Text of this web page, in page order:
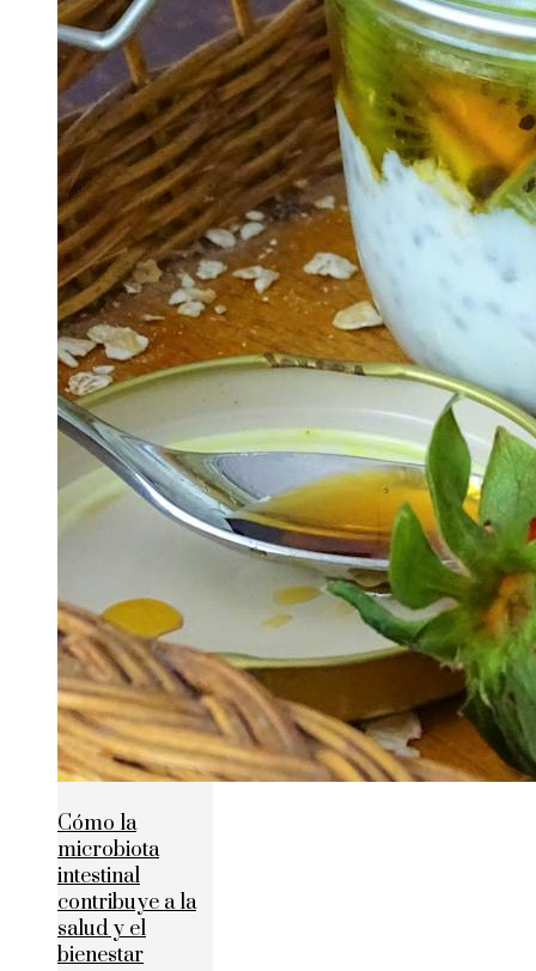
Cómo la
microbiota
intestinal
contribuye a la
salud y el
bienestar